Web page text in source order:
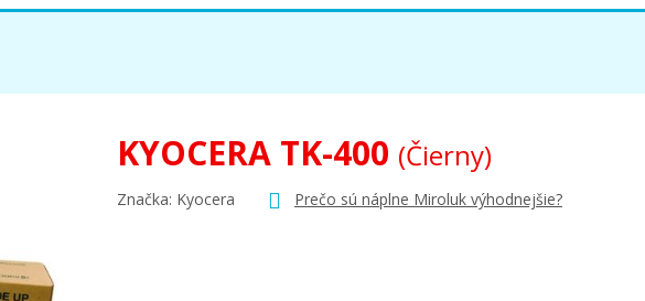
KYOCERA TK-400 (Čierny)
Značka: Kyocera Prečo sú náplne Miroluk výhodnejšie?